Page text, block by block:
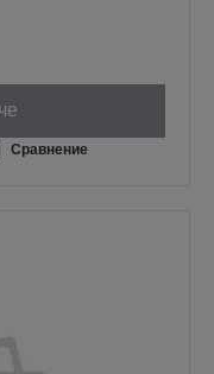
Сравнение